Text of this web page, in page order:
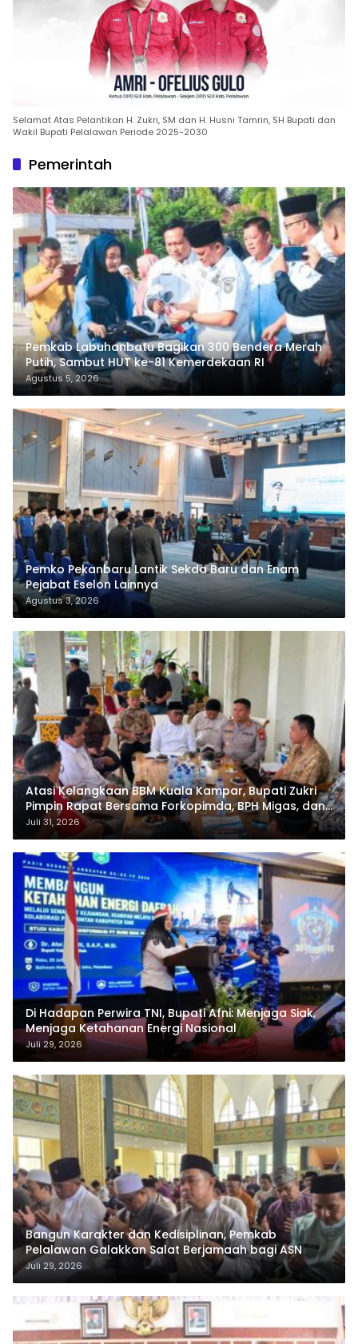
Selamat Atas Pelantikan H. Zukri, SM dan H. Husni Tamrin, SH Bupati dan
Wakil Bupati Pelalawan Periode 2025-2030
Pemerintah
Pemkab Labuhanbatu Bagikan 300 Bendera Merah
Putih, Sambut HUT ke-81 Kemerdekaan RI
Agustus 5, 2026
Pemko Pekanbaru Lantik Sekda Baru dan Enam
Pejabat Eselon Lainnya
Agustus 3, 2026
Atasi Kelangkaan BBM Kuala Kampar, Bupati Zukri
Pimpin Rapat Bersama Forkopimda, BPH Migas, dan
Pertamina
Juli 31, 2026
Di Hadapan Perwira TNI, Bupati Afni: Menjaga Siak,
Menjaga Ketahanan Energi Nasional
Juli 29, 2026
Bangun Karakter dan Kedisiplinan, Pemkab
Pelalawan Galakkan Salat Berjamaah bagi ASN
Juli 29, 2026